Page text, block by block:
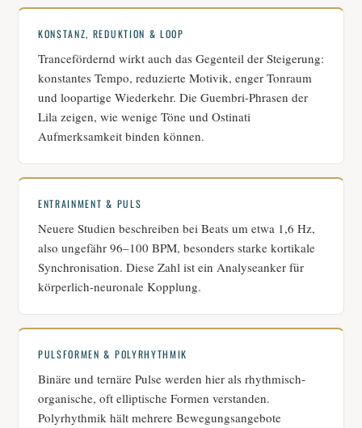
KONSTANZ, REDUKTION & LOOP
Trancefördernd wirkt auch das Gegenteil der Steigerung:
konstantes Tempo, reduzierte Motivik, enger Tonraum
und loopartige Wiederkehr. Die Guembri-Phrasen der
Lila zeigen, wie wenige Töne und Ostinati
Aufmerksamkeit binden können.
ENTRAINMENT & PULS
Neuere Studien beschreiben bei Beats um etwa 1,6 Hz,
also ungefähr 96–100 BPM, besonders starke kortikale
Synchronisation. Diese Zahl ist ein Analyseanker für
körperlich-neuronale Kopplung.
PULSFORMEN & POLYRHYTHMIK
Binäre und ternäre Pulse werden hier als rhythmisch-
organische, oft elliptische Formen verstanden.
Polyrhythmik hält mehrere Bewegungsangebote